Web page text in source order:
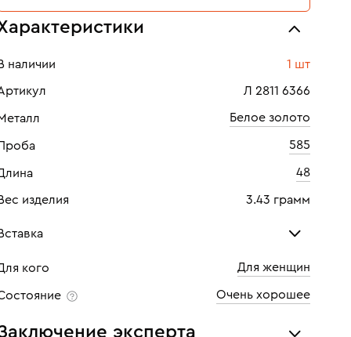
наличии 1 шт
Л 2811 6366
Белое золото
585
48
изделия 3.43 грамм
Сапфир
Количество 1 шт
кого Для женщин
Очень хорошее
эксперта